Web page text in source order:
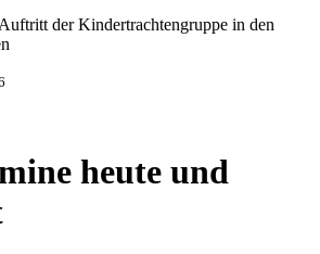
der Kindertrachtengruppe in den
heute und